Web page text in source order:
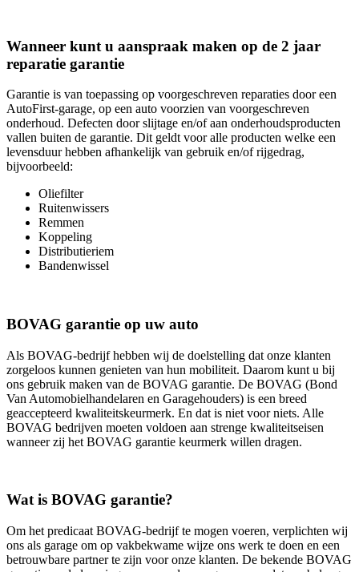
Wanneer kunt u aanspraak maken op de 2 jaar
reparatie garantie
Garantie is van toepassing op voorgeschreven reparaties door een
AutoFirst-garage, op een auto voorzien van voorgeschreven
onderhoud. Defecten door slijtage en/of aan onderhoudsproducten
vallen buiten de garantie. Dit geldt voor alle producten welke een
levensduur hebben afhankelijk van gebruik en/of rijgedrag,
bijvoorbeeld:
Oliefilter
Ruitenwissers
Remmen
Koppeling
Distributieriem
Bandenwissel
BOVAG garantie op uw auto
Als BOVAG-bedrijf hebben wij de doelstelling dat onze klanten
zorgeloos kunnen genieten van hun mobiliteit. Daarom kunt u bij
ons gebruik maken van de BOVAG garantie. De BOVAG (Bond
Van Automobielhandelaren en Garagehouders) is een breed
geaccepteerd kwaliteitskeurmerk. En dat is niet voor niets. Alle
BOVAG bedrijven moeten voldoen aan strenge kwaliteitseisen
wanneer zij het BOVAG garantie keurmerk willen dragen.
Wat is BOVAG garantie?
Om het predicaat BOVAG-bedrijf te mogen voeren, verplichten wij
ons als garage om op vakbekwame wijze ons werk te doen en een
betrouwbare partner te zijn voor onze klanten. De bekende BOVAG